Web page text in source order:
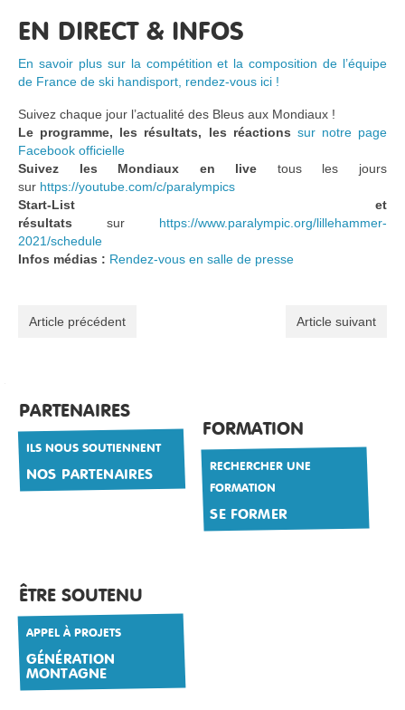
EN DIRECT & INFOS
En savoir plus sur la compétition et la composition de l’équipe
de France de ski handisport, rendez-vous ici !
Suivez chaque jour l’actualité des Bleus aux Mondiaux !
Le programme, les résultats, les réactions sur notre page
Facebook officielle
Suivez les Mondiaux en live tous les jours
sur https://youtube.com/c/paralympics
Start-List et
résultats sur https://www.paralympic.org/lillehammer-
2021/schedule
Infos médias : Rendez-vous en salle de presse
Article précédent Article suivant
PARTENAIRES
ILS NOUS SOUTIENNENT
NOS PARTENAIRES
FORMATION
RECHERCHER UNE
FORMATION
SE FORMER
ÊTRE SOUTENU
APPEL À PROJETS
GÉNÉRATION
MONTAGNE